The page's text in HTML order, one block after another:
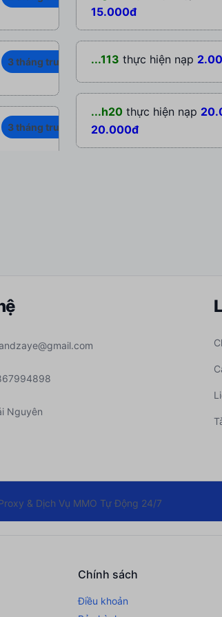
3 tháng trước
3 tháng trước
3 tháng trước
15.000đ
...113 thực hiện nạp
...h20 thực hiện nạp
20.000đ
...811thực hiện nạp
Nguyên
& Dịch Vụ MMO Tự Động 24/7
Chính sách
Điều khoản